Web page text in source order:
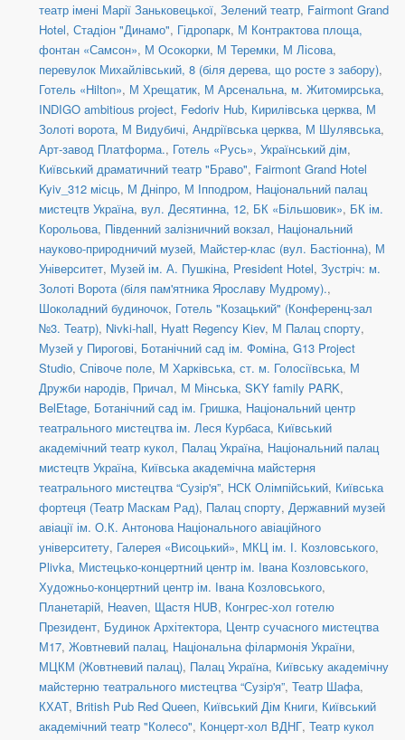
театр імені Марії Заньковецької, Зелений театр, Fairmont Grand
Hotel, Стадіон "Динамо", Гідропарк, М Контрактова площа,
фонтан «Самсон», М Осокорки, М Теремки, М Лісова,
перевулок Михайлівський, 8 (біля дерева, що росте з забору),
Готель «Hilton», М Хрещатик, М Арсенальна, м. Житомирська,
INDIGO ambitious project, Fedoriv Hub, Кирилівська церква, М
Золоті ворота, М Видубичі, Андріївська церква, М Шулявська,
Арт-завод Платформа., Готель «Русь», Український дім,
Київський драматичний театр "Браво", Fairmont Grand Hotel
Kyiv_312 місць, М Дніпро, М Іпподром, Національний палац
мистецтв Україна, вул. Десятинна, 12, БК «Більшовик», БК ім.
Корольова, Південний залізничний вокзал, Національний
науково-природничий музей, Майстер-клас (вул. Бастіонна), М
Університет, Музей ім. А. Пушкіна, President Hotel, Зустріч: м.
Золоті Ворота (біля пам'ятника Ярославу Мудрому).,
Шоколадний будиночок, Готель "Козацький" (Конференц-зал
№3. Театр), Nivki-hall, Hyatt Regency Kiev, М Палац спорту,
Музей у Пирогові, Ботанічний сад ім. Фоміна, G13 Project
Studio, Співоче поле, М Харківська, ст. м. Голосіївська, М
Дружби народів, Причал, М Мінська, SKY family PARK,
BelEtage, Ботанічний сад ім. Гришка, Національний центр
театрального мистецтва ім. Леся Курбаса, Київський
академічний театр кукол, Палац Україна, Національний палац
мистецтв Україна, Київська академічна майстерня
театрального мистецтва “Сузір'я”, НСК Олімпійський, Київська
фортеця (Театр Маскам Рад), Палац спорту, Державний музей
авіації ім. О.К. Антонова Національного авіаційного
університету, Галерея «Висоцький», МКЦ ім. І. Козловського,
Plivka, Мистецько-концертний центр ім. Івана Козловського,
Художньо-концертний центр ім. Івана Козловського,
Планетарій, Heaven, Щастя HUB, Конгрес-хол готелю
Президент, Будинок Архітектора, Центр сучасного мистецтва
М17, Жовтневий палац, Національна філармонія України,
МЦКМ (Жовтневий палац), Палац Україна, Київську академічну
майстерню театрального мистецтва “Сузір'я”, Театр Шафа,
КХАТ, British Pub Red Queen, Київський Дім Книги, Київський
академічний театр "Колесо", Концерт-хол ВДНГ, Театр кукол